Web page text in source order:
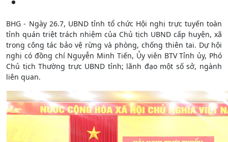
BHG - Ngày 26.7, UBND tỉnh tổ chức Hội nghị trực tuyến toàn
tỉnh quán triệt trách nhiệm của Chủ tịch UBND cấp huyện, xã
trong công tác bảo vệ rừng và phòng, chống thiên tai. Dự hội
nghị có đồng chí Nguyễn Minh Tiến, Ủy viên BTV Tỉnh ủy, Phó
Chủ tịch Thường trực UBND tỉnh; lãnh đạo một số sở, ngành
liên quan.